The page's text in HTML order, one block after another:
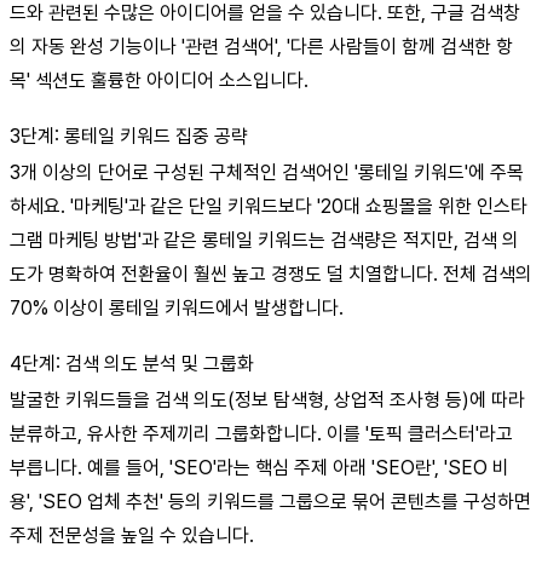
드와 관련된 수많은 아이디어를 얻을 수 있습니다. 또한, 구글 검색창
의 자동 완성 기능이나 '관련 검색어', '다른 사람들이 함께 검색한 항
목' 섹션도 훌륭한 아이디어 소스입니다.
3단계: 롱테일 키워드 집중 공략
3개 이상의 단어로 구성된 구체적인 검색어인 '롱테일 키워드'에 주목
하세요. '마케팅'과 같은 단일 키워드보다 '20대 쇼핑몰을 위한 인스타
그램 마케팅 방법'과 같은 롱테일 키워드는 검색량은 적지만, 검색 의
도가 명확하여 전환율이 훨씬 높고 경쟁도 덜 치열합니다. 전체 검색의
70% 이상이 롱테일 키워드에서 발생합니다.
4단계: 검색 의도 분석 및 그룹화
발굴한 키워드들을 검색 의도(정보 탐색형, 상업적 조사형 등)에 따라
분류하고, 유사한 주제끼리 그룹화합니다. 이를 '토픽 클러스터'라고
부릅니다. 예를 들어, 'SEO'라는 핵심 주제 아래 'SEO란', 'SEO 비
용', 'SEO 업체 추천' 등의 키워드를 그룹으로 묶어 콘텐츠를 구성하면
주제 전문성을 높일 수 있습니다.